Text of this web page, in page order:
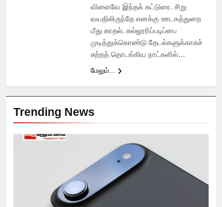
விளைவே இந்தக் கட்டுரை. சிறு
வயதிலிருந்தே எனக்கு ஊடகத்துறை
மீது காதல். கல்லூரிப்படிப்பை
முடித்துக்கொண்டு தேடல்களுக்காகச்
சுற்றத் தொடங்கிய நாட்களில்…
மேலும்...
Trending News